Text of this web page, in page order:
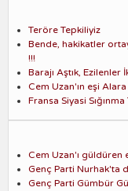
Teröre Tepkiliyiz
Bende, hakikatler
!!!
Barajı Aştık, Ezilenler
Cem Uzan'ın eşi
Fransa Siyasi
Cem Uzan'ı güldüren
Genç Parti Nurhak'ta
Genç Parti Gümbür